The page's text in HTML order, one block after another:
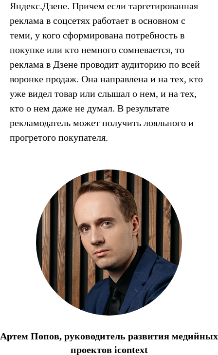
Яндекс.Дзене. Причем если таргетированная
реклама в соцсетях работает в основном с
теми, у кого сформирована потребность в
покупке или кто немного сомневается, то
реклама в Дзене проводит аудиторию по всей
воронке продаж. Она направлена и на тех, кто
уже видел товар или слышал о нем, и на тех,
кто о нем даже не думал. В результате
рекламодатель может получить лояльного и
прогретого покупателя.
Артем Попов, руководитель развития медийных
проектов icontext